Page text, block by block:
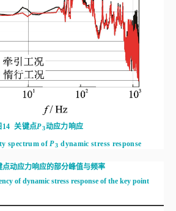
14 关键点P3动应力响应
spectrum of dynamic stress response
点动应力响应的部分峰值与频率
2·Hz-1) P /(MPa2·H